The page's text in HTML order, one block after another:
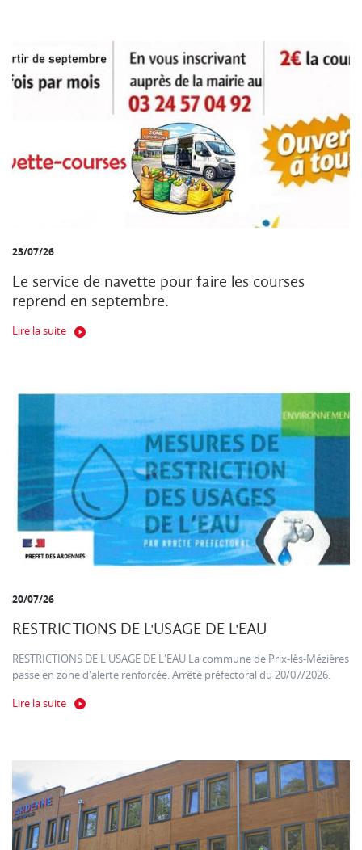
23/07/26
Le service de navette pour faire les courses
reprend en septembre.
Lire la suite
20/07/26
RESTRICTIONS DE L'USAGE DE L'EAU
RESTRICTIONS DE L'USAGE DE L'EAU La commune de Prix-lès-Mézières
passe en zone d'alerte renforcée. Arrêté préfectoral du 20/07/2026.
Lire la suite